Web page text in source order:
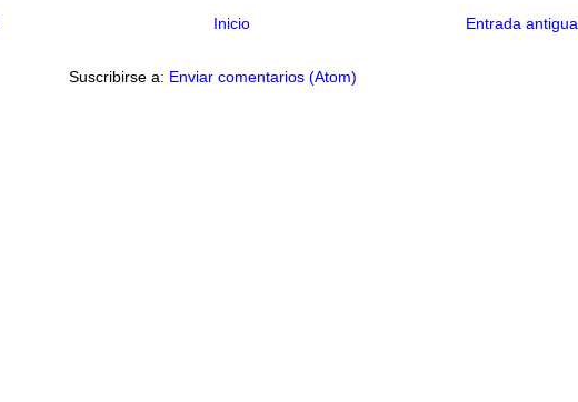
Entrada antigua
Inicio
Suscribirse a: Enviar comentarios (Atom)